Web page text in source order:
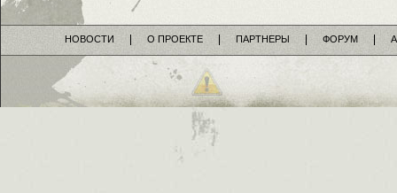
НОВОСТИ О ПРОЕКТЕ ПАРТНЕРЫ ФОРУМ